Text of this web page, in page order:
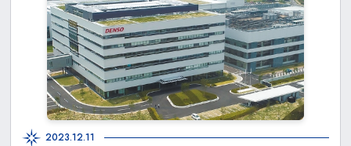
2023.12.11